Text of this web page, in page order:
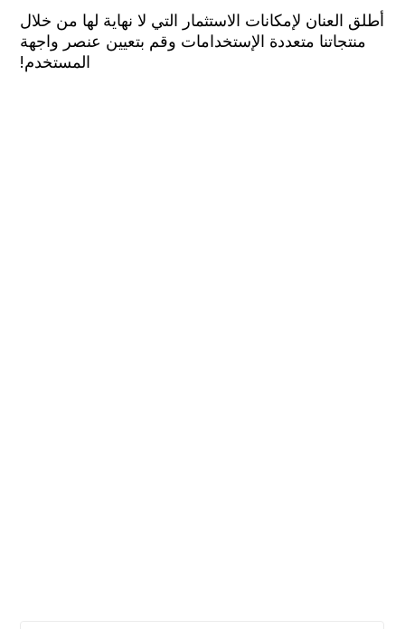
أطلق العنان لإمكانات الاستثمار التي لا نهاية لها من خلال
منتجاتنا متعددة الإستخدامات وقم بتعيين عنصر واجهة
المستخدم!